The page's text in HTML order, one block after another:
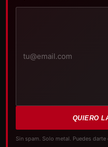
QUIERO
Sin spam. Solo metal. Puedes